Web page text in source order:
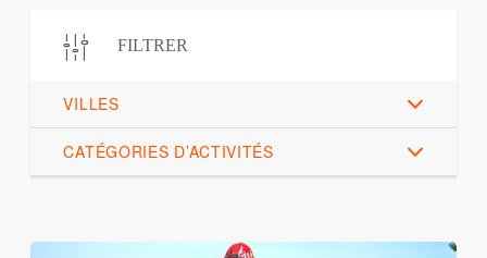
FILTRER
VILLES
CATÉGORIES D’ACTIVITÉS